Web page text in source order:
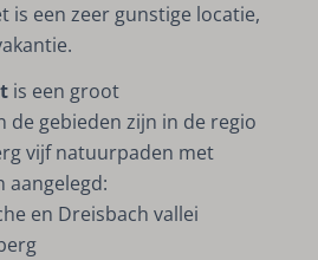
is een zeer gunstige locatie,
is een groot
de gebieden zijn in de regio
vijf natuurpaden met
aangelegd:
en Dreisbach vallei